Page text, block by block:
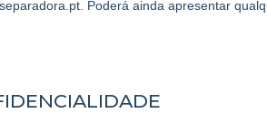
Poderá ainda apresentar